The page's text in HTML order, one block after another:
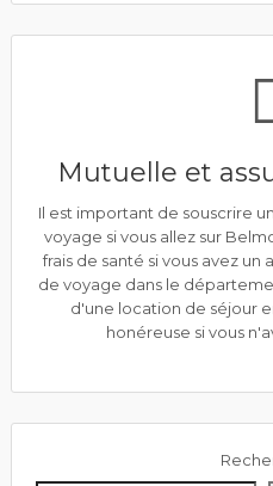
Mutuelle et
Il est important de souscrire
voyage si vous allez sur
frais de santé si vous avez
de voyage dans le
d'une location de séjour
honéreuse si vous